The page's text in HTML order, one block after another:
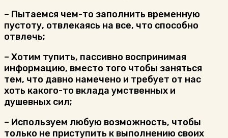
– Пытаемся чем-то заполнить временную
пустоту, отвлекаясь на все, что способно
отвлечь;
– Хотим тупить, пассивно воспринимая
информацию, вместо того чтобы заняться
тем, что давно намечено и требует от нас
хоть какого-то вклада умственных и
душевных сил;
– Используем любую возможность, чтобы
только не приступить к выполнению своих